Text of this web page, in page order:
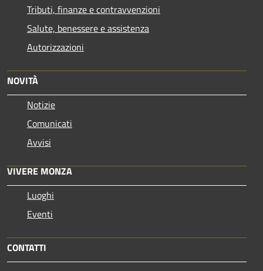
Tributi, finanze e contravvenzioni
Salute, benessere e assistenza
Autorizzazioni
NOVITÀ
Notizie
Comunicati
Avvisi
VIVERE MONZA
Luoghi
Eventi
CONTATTI